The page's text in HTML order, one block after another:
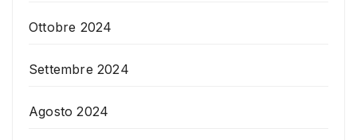
Ottobre 2024
Settembre 2024
Agosto 2024